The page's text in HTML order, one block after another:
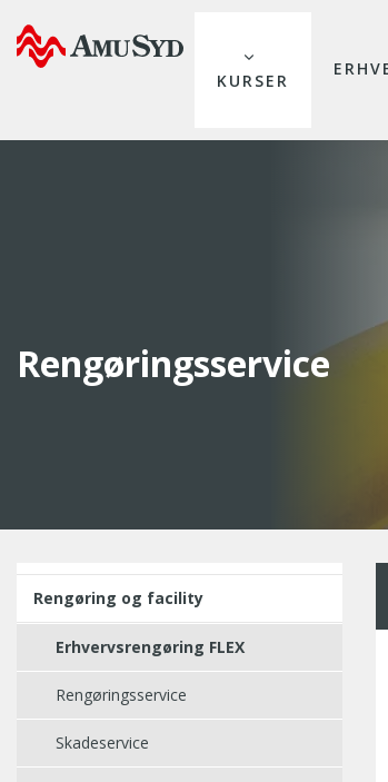
KURSER
Rengøringsservice
Rengøring og facility
Erhvervsrengøring FLEX
Rengøringsservice
Skadeservice